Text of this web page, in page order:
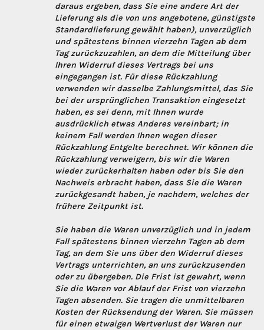
daraus ergeben, dass Sie eine andere Art der
Lieferung als die von uns angebotene, günstigste
Standardlieferung gewählt haben), unverzüglich
und spätestens binnen vierzehn Tagen ab dem
Tag zurückzuzahlen, an dem die Mitteilung über
Ihren Widerruf dieses Vertrags bei uns
eingegangen ist. Für diese Rückzahlung
verwenden wir dasselbe Zahlungsmittel, das Sie
bei der ursprünglichen Transaktion eingesetzt
haben, es sei denn, mit Ihnen wurde
ausdrücklich etwas Anderes vereinbart; in
keinem Fall werden Ihnen wegen dieser
Rückzahlung Entgelte berechnet. Wir können die
Rückzahlung verweigern, bis wir die Waren
wieder zurückerhalten haben oder bis Sie den
Nachweis erbracht haben, dass Sie die Waren
zurückgesandt haben, je nachdem, welches der
frühere Zeitpunkt ist.
Sie haben die Waren unverzüglich und in jedem
Fall spätestens binnen vierzehn Tagen ab dem
Tag, an dem Sie uns über den Widerruf dieses
Vertrags unterrichten, an uns zurückzusenden
oder zu übergeben. Die Frist ist gewahrt, wenn
Sie die Waren vor Ablauf der Frist von vierzehn
Tagen absenden. Sie tragen die unmittelbaren
Kosten der Rücksendung der Waren. Sie müssen
für einen etwaigen Wertverlust der Waren nur